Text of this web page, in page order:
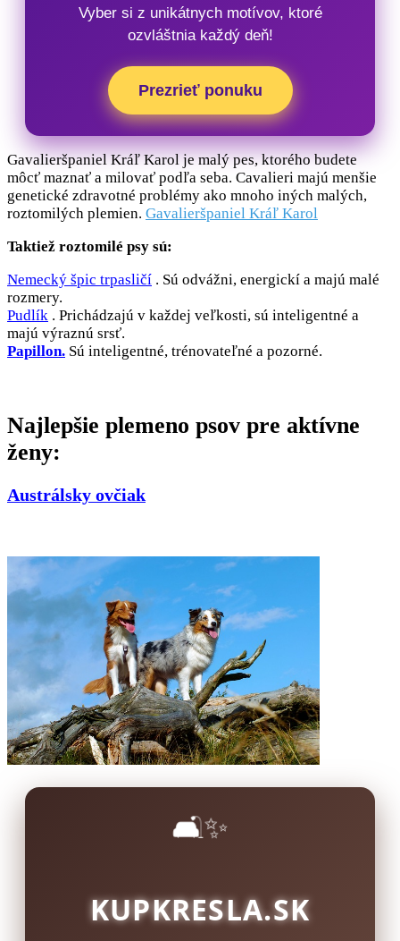
Vyber si z unikátnych motívov, ktoré
ozvláštnia každý deň!
Prezrieť ponuku
Gavalieršpaniel Kráľ Karol je malý pes, ktorého budete
môcť maznať a milovať podľa seba. Cavalieri majú menšie
genetické zdravotné problémy ako mnoho iných malých,
roztomilých plemien. Gavalieršpaniel Kráľ Karol
Taktiež roztomilé psy sú:
Nemecký špic trpasličí . Sú odvážni, energickí a majú malé
rozmery.
Pudlík . Prichádzajú v každej veľkosti, sú inteligentné a
majú výraznú srsť.
Papillon. Sú inteligentné, trénovateľné a pozorné.
Najlepšie plemeno psov pre aktívne
ženy:
Austrálsky ovčiak
🛋️✨
KUPKRESLA.SK